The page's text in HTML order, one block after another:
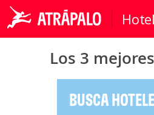
Los 3
BUSCA